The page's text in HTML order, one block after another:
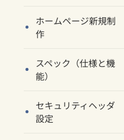
ホームページ新規制
作
スペック（仕様と機
能）
セキュリティヘッダ
設定